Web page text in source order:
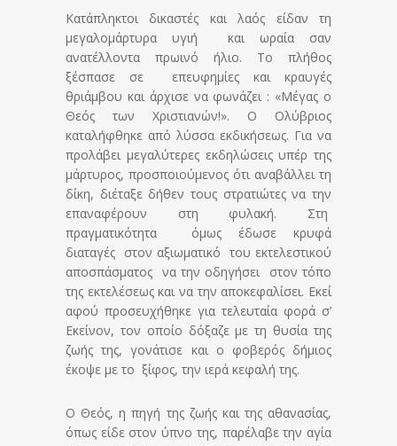
Κατάπληκτοι δικαστές και λαός είδαν τη
μεγαλομάρτυρα υγιή και ωραία σαν
ανατέλλοντα πρωινό ήλιο. Το πλήθος
ξέσπασε σε επευφημίες και κραυγές
θριάμβου και άρχισε να φωνάζει : «Μέγας ο
Θεός των Χριστιανών!». Ο Ολύβριος
καταλήφθηκε από λύσσα εκδικήσεως. Για να
προλάβει μεγαλύτερες εκδηλώσεις υπέρ της
μάρτυρος, προσποιούμενος ότι αναβάλλει τη
δίκη, διέταξε δήθεν τους στρατιώτες να την
επαναφέρουν στη φυλακή. Στη
πραγματικότητα όμως έδωσε κρυφά
διαταγές στον αξιωματικό του εκτελεστικού
αποσπάσματος να την οδηγήσει στον τόπο
της εκτελέσεως και να την αποκεφαλίσει. Εκεί
αφού προσευχήθηκε για τελευταία φορά σ’
Εκείνον, τον οποίο δόξαζε με τη θυσία της
ζωής της, γονάτισε και ο φοβερός δήμιος
έκοψε με το ξίφος, την ιερά κεφαλή της.
Ο Θεός, η πηγή της ζωής και της αθανασίας,
όπως είδε στον ύπνο της, παρέλαβε την αγία